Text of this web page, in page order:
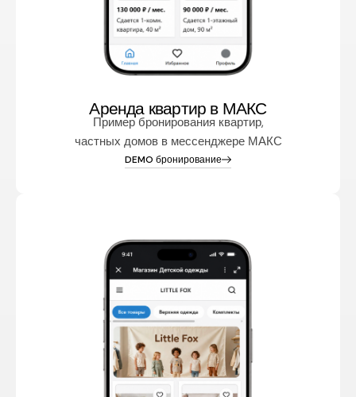
Аренда квартир в МАКС
Пример бронирования квартир,
частных домов в мессенджере МАКС
DEMO бронирование